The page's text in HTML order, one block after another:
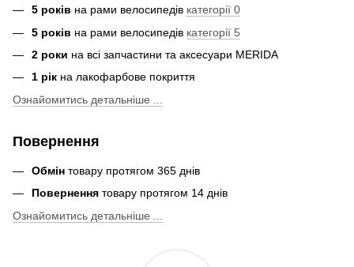
5 років на рами велосипедів категорії 0
5 років на рами велосипедів категорії 5
2 роки на всі запчастини та аксесуари MERIDA
1 рік на лакофарбове покриття
Ознайомитись детальніше ...
Повернення
Обмін товару протягом 365 днів
Повернення товару протягом 14 днів
Ознайомитись детальніше ...